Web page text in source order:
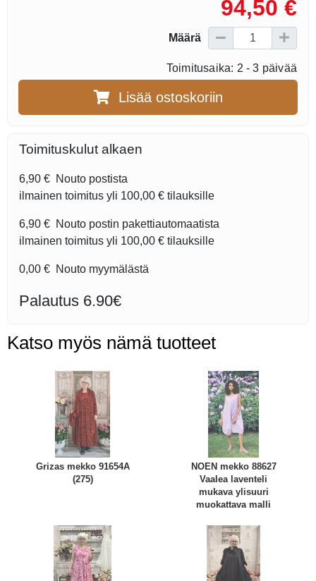
94,50 €
Määrä
Toimitusaika: 2 - 3 päivää
Lisää ostoskoriin
Toimituskulut alkaen
6,90 € Nouto postista
ilmainen toimitus yli 100,00 € tilauksille
6,90 € Nouto postin pakettiautomaatista
ilmainen toimitus yli 100,00 € tilauksille
0,00 € Nouto myymälästä
Palautus 6.90€
Katso myös nämä tuotteet
Grizas mekko 91654A
(275)
NOEN mekko 88627
Vaalea laventeli
mukava ylisuuri
muokattava malli